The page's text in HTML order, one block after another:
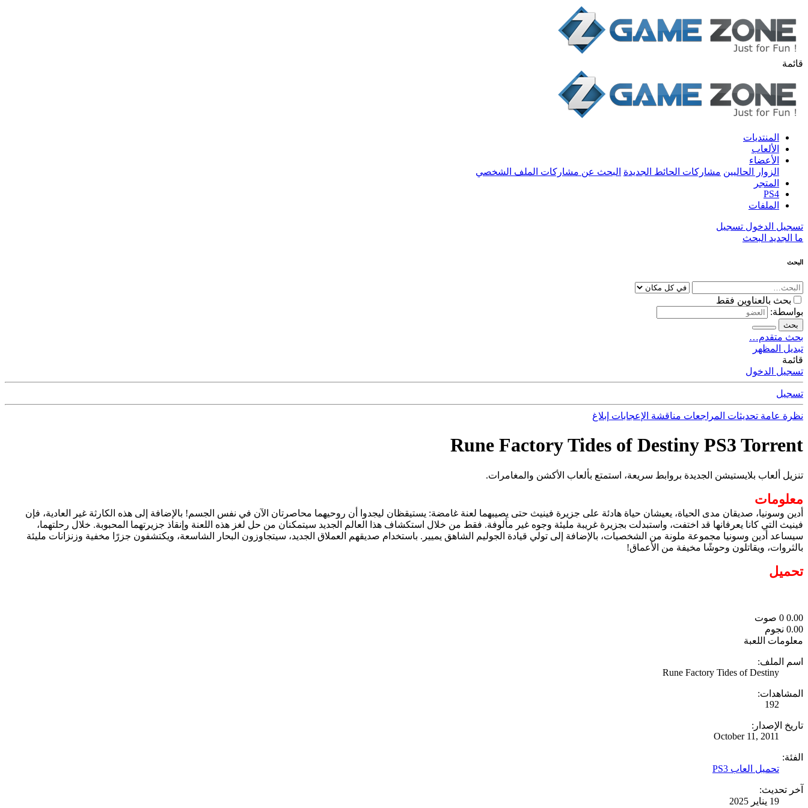
قائمة
المنتديات
الألعاب
الأعضاء
الزوار الحاليين مشاركات الحائط الجديدة البحث عن مشاركات الملف الشخصي
المتجر
PS4
الملفات
تسجيل الدخول تسجيل
ما الجديد البحث
البحث
بحث بالعناوين فقط
بواسطة:
بحث
بحث متقدم…
تبديل المظهر
قائمة
تسجيل الدخول
تسجيل
نظرة عامة تحديثات المراجعات مناقشة الإعجابات إبلاغ
Rune Factory Tides of Destiny PS3 Torrent
تنزيل ألعاب بلايستيشن الجديدة بروابط سريعة، استمتع بألعاب الأكشن والمغامرات.
معلومات
أدين وسونيا، صديقان مدى الحياة، يعيشان حياة هادئة على جزيرة فينيث حتى يصيبهما لعنة غامضة: يستيقظان ليجدوا أن روحيهما محاصرتان الآن في نفس الجسم! بالإضافة إلى هذه الكارثة غير العادية، فإن
فينيث التي كانا يعرفانها قد اختفت، واستبدلت بجزيرة غريبة مليئة وجوه غير مألوفة. فقط من خلال استكشاف هذا العالم الجديد سيتمكنان من حل لغز هذه اللعنة وإنقاذ جزيرتهما المحبوبة. خلال رحلتهما،
سيساعد أدين وسونيا مجموعة ملونة من الشخصيات، بالإضافة إلى تولي قيادة الجوليم الشاهق يميير. باستخدام صديقهم العملاق الجديد، سيتجاوزون البحار الشاسعة، ويكتشفون جزرًا مخفية وزنزانات مليئة
بالثروات، ويقاتلون وحوشًا مخيفة من الأعماق!
تحميل
0.00
0 صوت
0.00 نجوم
معلومات اللعبة
اسم الملف:
Rune Factory Tides of Destiny
المشاهدات:
192
تاريخ الإصدار:
October 11, 2011
الفئة:
تحميل العاب PS3
آخر تحديث:
19 يناير 2025